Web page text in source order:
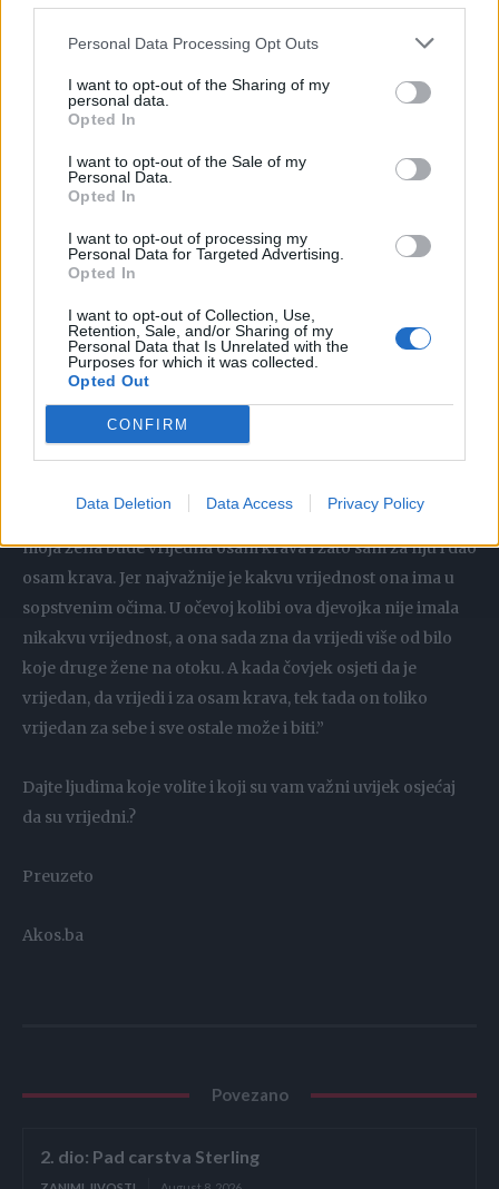
Personal Data Processing Opt Outs
I want to opt-out of the Sharing of my
personal data.
Opted In
I want to opt-out of the Sale of my
Personal Data.
Opted In
I want to opt-out of processing my
Personal Data for Targeted Advertising.
Opted In
I want to opt-out of Collection, Use,
Retention, Sale, and/or Sharing of my
Personal Data that Is Unrelated with the
Purposes for which it was collected.
Opted Out
CONFIRM
Data Deletion Data Access Privacy Policy
zbog onog što je tamo ugledao. Tu je bila i ta mlada
supruga, ali ona nije bila više ona ista stidljiva, zapuštena,
kolibe. Sada je to bila jedna izuzetno lijepa žena, smješila
se, govorila umiljato i u njenoj sjajnoj dugoj kosi bio je
divan crveni cvijet, a u svojoj čistoj crvenoj haljini je ličila
na kraljicu.
Kada je otišla po vodu da donese starcu, on nije mogao
sakriti svoje iznenađenje pa je upitao mladića: “Šta se to sa
njom dogodilo? Otkud tolike promjene?” A mladić je
odgovorio: “Aaaah, to je zbog onih krava.” A stari trgovac
još uvijek nije mogao shvatiti: “Zbog krava?! Kako to misliš
zamisliti kako se osjeća žena koju prodaju za jednu mršavu
kravu dok su sve ostale uvijek prodate za tri, četiri ili pet
mogao tako nešto učiniti djevojci koju volim! Želio sam da
moja žena bude vrijedna osam krava i zato sam za nju i dao
osam krava. Jer najvažnije je kakvu vrijednost ona ima u
sopstvenim očima. U očevoj kolibi ova djevojka nije imala
nikakvu vrijednost, a ona sada zna da vrijedi više od bilo
koje druge žene na otoku. A kada čovjek osjeti da je
vrijedan, da vrijedi i za osam krava, tek tada on toliko
vrijedan za sebe i sve ostale može i biti.”
Dajte ljudima koje volite i koji su vam važni uvijek osjećaj
da su vrijedni.?
Preuzeto
Akos.ba
Povezano
2. dio: Pad carstva Sterling